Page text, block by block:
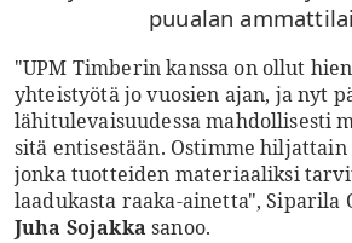
puualan
"UPM Timberin kanssa on ollut
yhteistyötä jo vuosien ajan, ja nyt
lähitulevaisuudessa mahdollisesti
sitä entisestään. Ostimme hiljattain
jonka tuotteiden materiaaliksi
laadukasta raaka-ainetta", Siparila
Juha Sojakka sanoo.